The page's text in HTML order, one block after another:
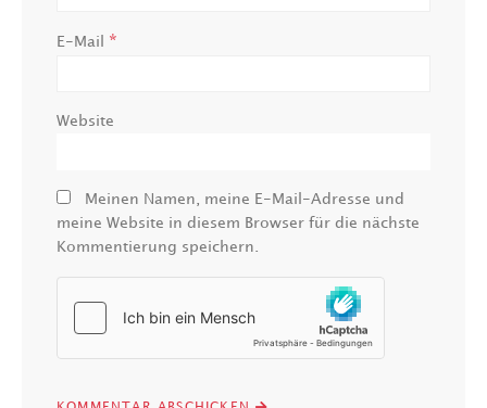
E-Mail *
Website
Meinen Namen, meine E-Mail-Adresse und
meine Website in diesem Browser für die nächste
Kommentierung speichern.